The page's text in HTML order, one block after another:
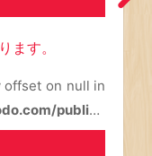
ます。
public_
post-slider.p